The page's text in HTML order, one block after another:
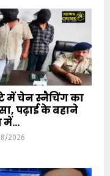
में चेन स्नैचिंग का
पढ़ाई के बहाने
में...
2026